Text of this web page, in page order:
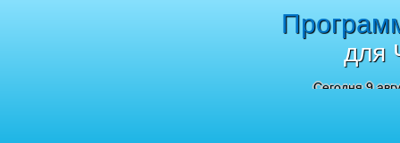
для
Сегодня 9